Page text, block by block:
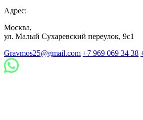
Адрес:
Москва,
ул. Малый Сухаревский переулок, 9с1
Gravmos25@gmail.com +7 969 069 34 38